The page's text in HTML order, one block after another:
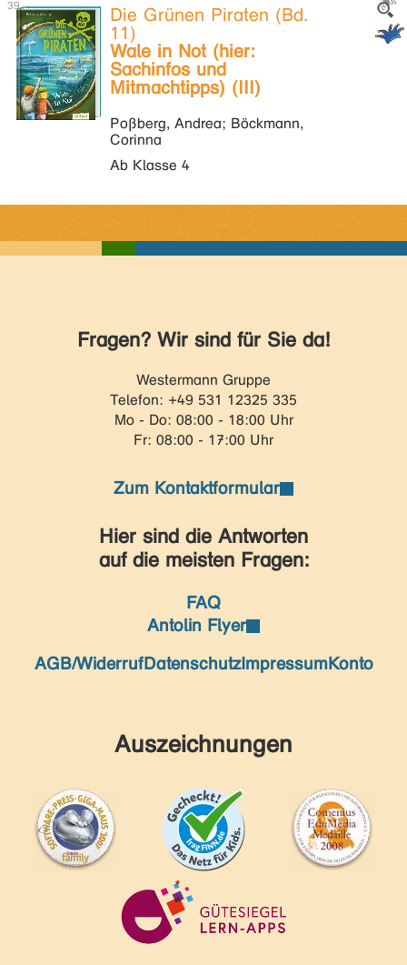
Die Grünen Piraten (Bd.
11)
Wale in Not (hier:
Sachinfos und
Mitmachtipps) (III)
Poßberg, Andrea; Böckmann,
Corinna
Ab Klasse 4